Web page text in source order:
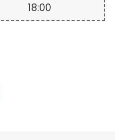
18:00